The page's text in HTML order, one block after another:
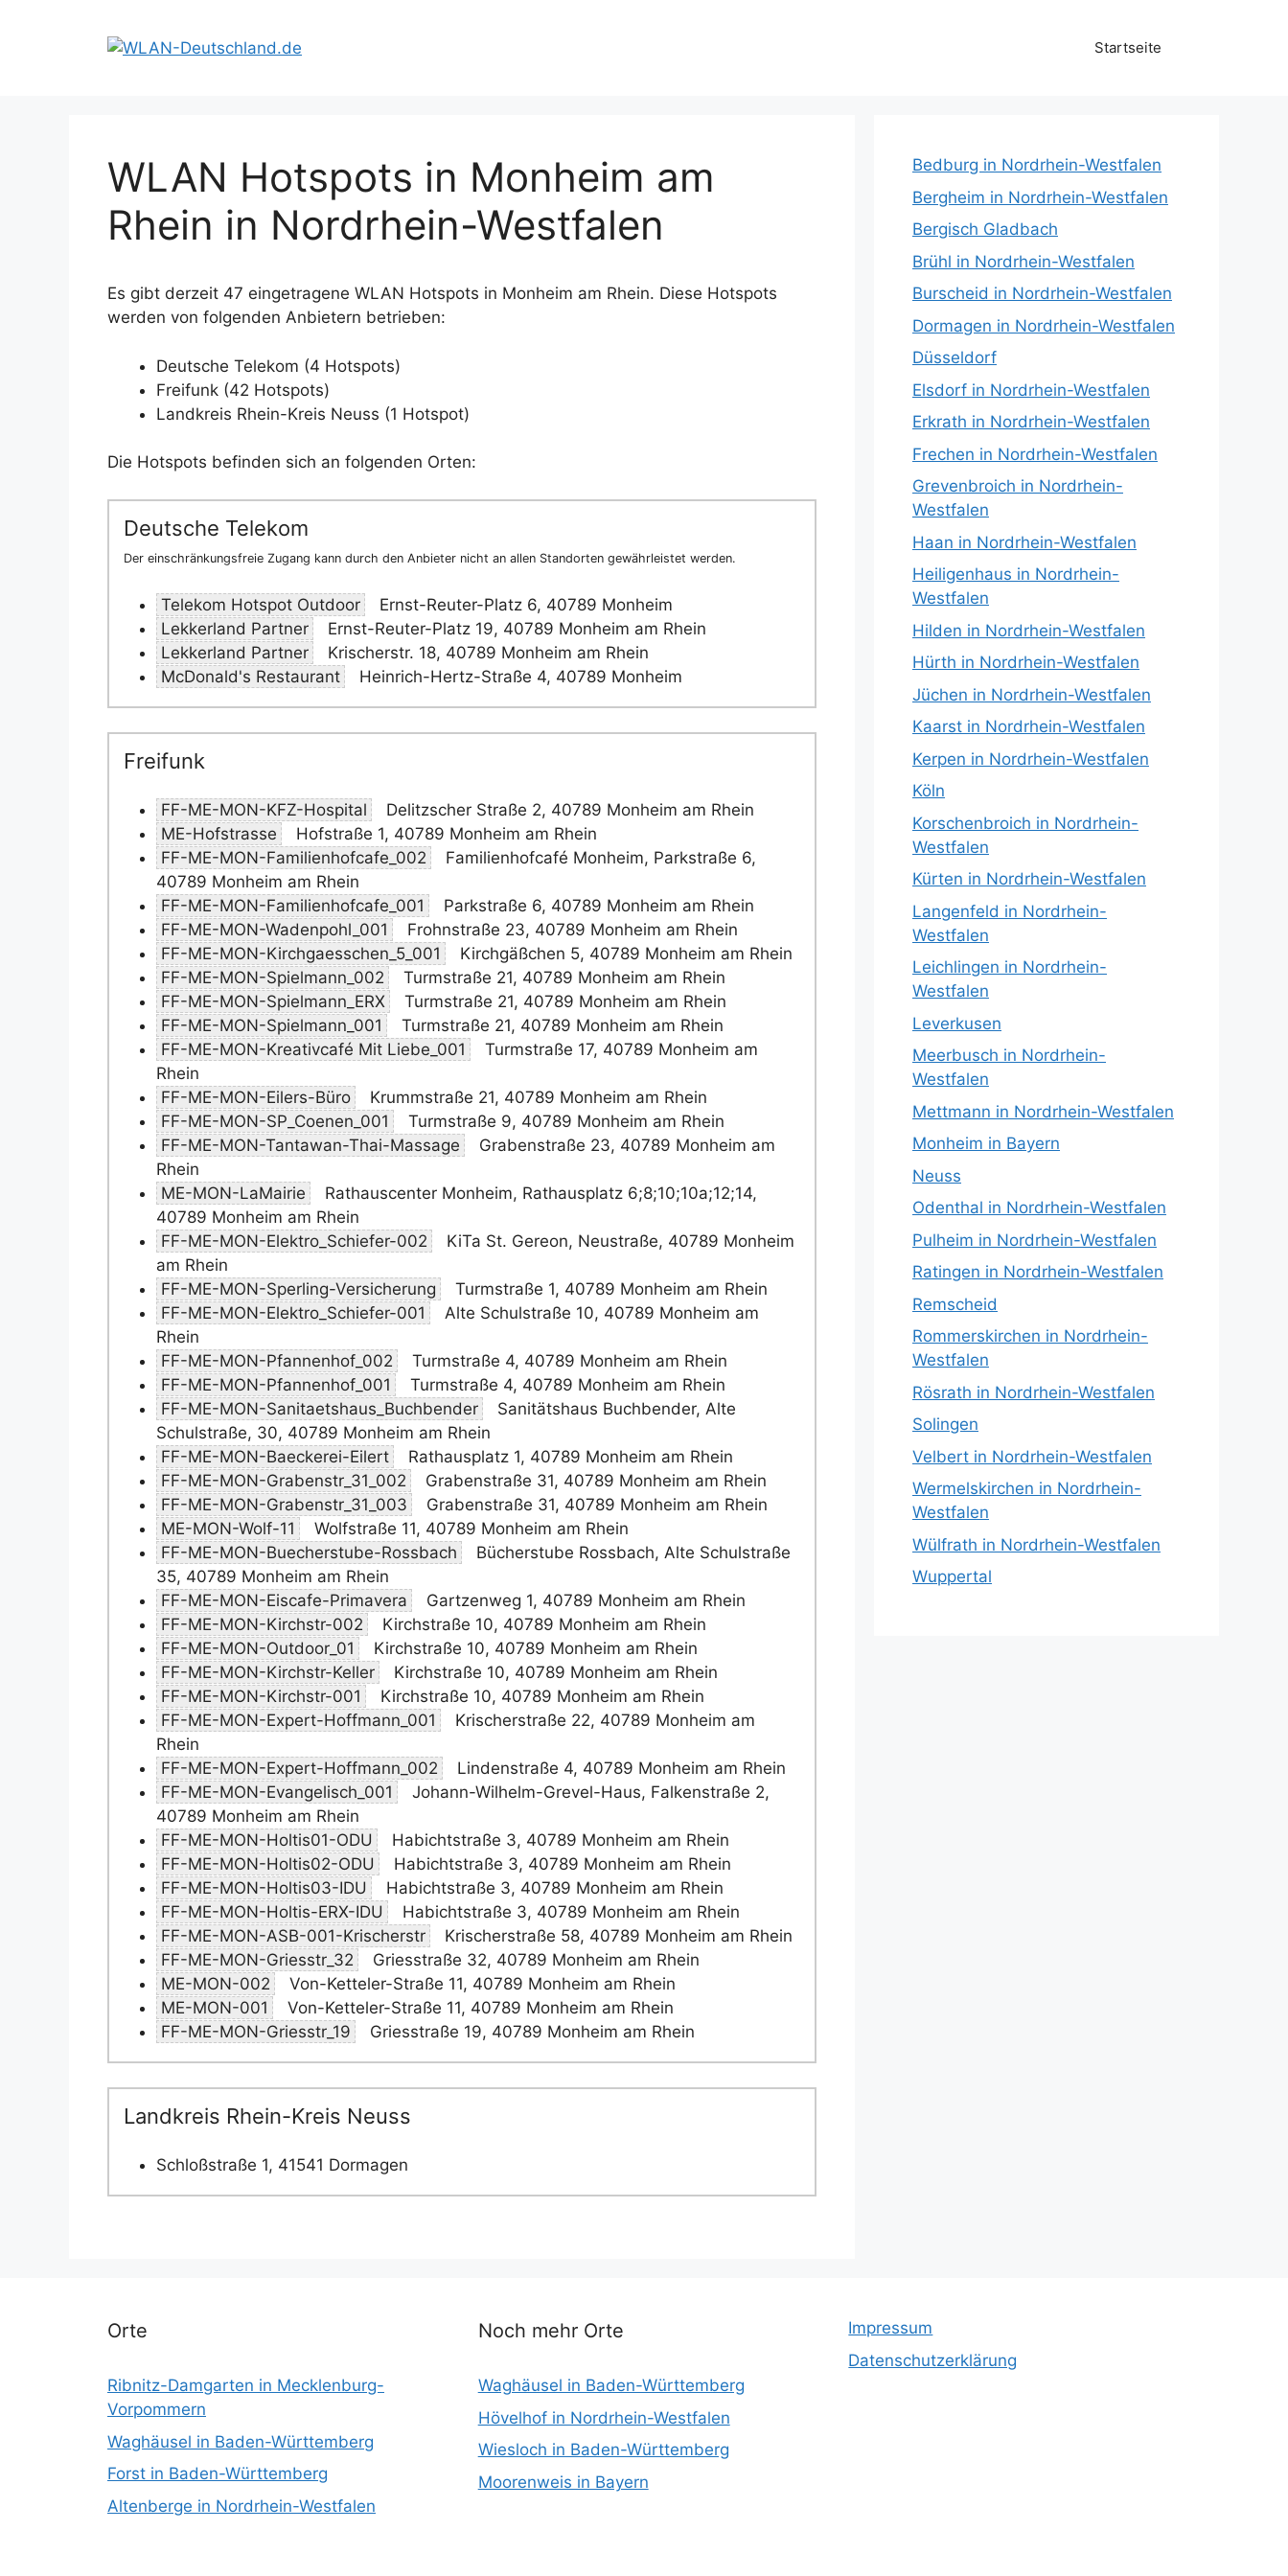
Startseite
WLAN Hotspots in Monheim am
Rhein in Nordrhein-Westfalen
Es gibt derzeit 47 eingetragene WLAN Hotspots in Monheim am Rhein. Diese Hotspots
werden von folgenden Anbietern betrieben:
Deutsche Telekom (4 Hotspots)
Freifunk (42 Hotspots)
Landkreis Rhein-Kreis Neuss (1 Hotspot)
Die Hotspots befinden sich an folgenden Orten:
Deutsche Telekom
Der einschränkungsfreie Zugang kann durch den Anbieter nicht an allen Standorten gewährleistet werden.
Telekom Hotspot Outdoor
Ernst-Reuter-Platz 6, 40789 Monheim
Lekkerland Partner
Ernst-Reuter-Platz 19, 40789 Monheim am Rhein
Lekkerland Partner
Krischerstr. 18, 40789 Monheim am Rhein
McDonald's Restaurant
Heinrich-Hertz-Straße 4, 40789 Monheim
Freifunk
FF-ME-MON-KFZ-Hospital
Delitzscher Straße 2, 40789 Monheim am Rhein
ME-Hofstrasse
Hofstraße 1, 40789 Monheim am Rhein
FF-ME-MON-Familienhofcafe_002
Familienhofcafé Monheim, Parkstraße 6,
40789 Monheim am Rhein
FF-ME-MON-Familienhofcafe_001
Parkstraße 6, 40789 Monheim am Rhein
FF-ME-MON-Wadenpohl_001
Frohnstraße 23, 40789 Monheim am Rhein
FF-ME-MON-Kirchgaesschen_5_001
Kirchgäßchen 5, 40789 Monheim am Rhein
FF-ME-MON-Spielmann_002
Turmstraße 21, 40789 Monheim am Rhein
FF-ME-MON-Spielmann_ERX
Turmstraße 21, 40789 Monheim am Rhein
FF-ME-MON-Spielmann_001
Turmstraße 21, 40789 Monheim am Rhein
FF-ME-MON-Kreativcafé Mit Liebe_001
Turmstraße 17, 40789 Monheim am
Rhein
FF-ME-MON-Eilers-Büro
Krummstraße 21, 40789 Monheim am Rhein
FF-ME-MON-SP_Coenen_001
Turmstraße 9, 40789 Monheim am Rhein
FF-ME-MON-Tantawan-Thai-Massage
Grabenstraße 23, 40789 Monheim am
Rhein
ME-MON-LaMairie
Rathauscenter Monheim, Rathausplatz 6;8;10;10a;12;14,
40789 Monheim am Rhein
FF-ME-MON-Elektro_Schiefer-002
KiTa St. Gereon, Neustraße, 40789 Monheim
am Rhein
FF-ME-MON-Sperling-Versicherung
Turmstraße 1, 40789 Monheim am Rhein
FF-ME-MON-Elektro_Schiefer-001
Alte Schulstraße 10, 40789 Monheim am
Rhein
FF-ME-MON-Pfannenhof_002
Turmstraße 4, 40789 Monheim am Rhein
FF-ME-MON-Pfannenhof_001
Turmstraße 4, 40789 Monheim am Rhein
FF-ME-MON-Sanitaetshaus_Buchbender
Sanitätshaus Buchbender, Alte
Schulstraße, 30, 40789 Monheim am Rhein
FF-ME-MON-Baeckerei-Eilert
Rathausplatz 1, 40789 Monheim am Rhein
FF-ME-MON-Grabenstr_31_002
Grabenstraße 31, 40789 Monheim am Rhein
FF-ME-MON-Grabenstr_31_003
Grabenstraße 31, 40789 Monheim am Rhein
ME-MON-Wolf-11
Wolfstraße 11, 40789 Monheim am Rhein
FF-ME-MON-Buecherstube-Rossbach
Bücherstube Rossbach, Alte Schulstraße
35, 40789 Monheim am Rhein
FF-ME-MON-Eiscafe-Primavera
Gartzenweg 1, 40789 Monheim am Rhein
FF-ME-MON-Kirchstr-002
Kirchstraße 10, 40789 Monheim am Rhein
FF-ME-MON-Outdoor_01
Kirchstraße 10, 40789 Monheim am Rhein
FF-ME-MON-Kirchstr-Keller
Kirchstraße 10, 40789 Monheim am Rhein
FF-ME-MON-Kirchstr-001
Kirchstraße 10, 40789 Monheim am Rhein
FF-ME-MON-Expert-Hoffmann_001
Krischerstraße 22, 40789 Monheim am
Rhein
FF-ME-MON-Expert-Hoffmann_002
Lindenstraße 4, 40789 Monheim am Rhein
FF-ME-MON-Evangelisch_001
Johann-Wilhelm-Grevel-Haus, Falkenstraße 2,
40789 Monheim am Rhein
FF-ME-MON-Holtis01-ODU
Habichtstraße 3, 40789 Monheim am Rhein
FF-ME-MON-Holtis02-ODU
Habichtstraße 3, 40789 Monheim am Rhein
FF-ME-MON-Holtis03-IDU
Habichtstraße 3, 40789 Monheim am Rhein
FF-ME-MON-Holtis-ERX-IDU
Habichtstraße 3, 40789 Monheim am Rhein
FF-ME-MON-ASB-001-Krischerstr
Krischerstraße 58, 40789 Monheim am Rhein
FF-ME-MON-Griesstr_32
Griesstraße 32, 40789 Monheim am Rhein
ME-MON-002
Von-Ketteler-Straße 11, 40789 Monheim am Rhein
ME-MON-001
Von-Ketteler-Straße 11, 40789 Monheim am Rhein
FF-ME-MON-Griesstr_19
Griesstraße 19, 40789 Monheim am Rhein
Landkreis Rhein-Kreis Neuss
Schloßstraße 1, 41541 Dormagen
Bedburg in Nordrhein-Westfalen
Bergheim in Nordrhein-Westfalen
Bergisch Gladbach
Brühl in Nordrhein-Westfalen
Burscheid in Nordrhein-Westfalen
Dormagen in Nordrhein-Westfalen
Düsseldorf
Elsdorf in Nordrhein-Westfalen
Erkrath in Nordrhein-Westfalen
Frechen in Nordrhein-Westfalen
Grevenbroich in Nordrhein-
Westfalen
Haan in Nordrhein-Westfalen
Heiligenhaus in Nordrhein-
Westfalen
Hilden in Nordrhein-Westfalen
Hürth in Nordrhein-Westfalen
Jüchen in Nordrhein-Westfalen
Kaarst in Nordrhein-Westfalen
Kerpen in Nordrhein-Westfalen
Köln
Korschenbroich in Nordrhein-
Westfalen
Kürten in Nordrhein-Westfalen
Langenfeld in Nordrhein-
Westfalen
Leichlingen in Nordrhein-
Westfalen
Leverkusen
Meerbusch in Nordrhein-
Westfalen
Mettmann in Nordrhein-Westfalen
Monheim in Bayern
Neuss
Odenthal in Nordrhein-Westfalen
Pulheim in Nordrhein-Westfalen
Ratingen in Nordrhein-Westfalen
Remscheid
Rommerskirchen in Nordrhein-
Westfalen
Rösrath in Nordrhein-Westfalen
Solingen
Velbert in Nordrhein-Westfalen
Wermelskirchen in Nordrhein-
Westfalen
Wülfrath in Nordrhein-Westfalen
Wuppertal
Orte
Ribnitz-Damgarten in Mecklenburg-
Vorpommern
Waghäusel in Baden-Württemberg
Forst in Baden-Württemberg
Altenberge in Nordrhein-Westfalen
Noch mehr Orte
Waghäusel in Baden-Württemberg
Hövelhof in Nordrhein-Westfalen
Wiesloch in Baden-Württemberg
Moorenweis in Bayern
Impressum
Datenschutzerklärung